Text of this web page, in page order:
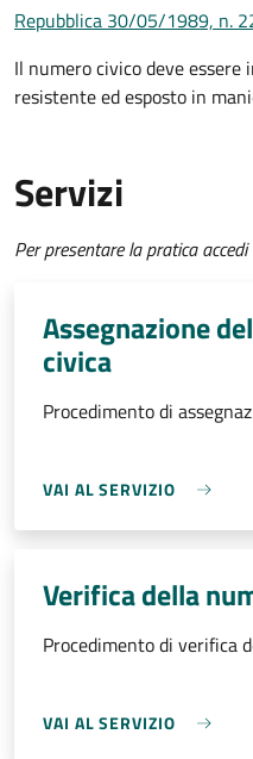
Repubblica 30/05/1989, n.
Il numero civico deve
resistente ed esposto in
Servizi
Per presentare la pratica
Assegnazione
civica
Procedimento di
VAI AL SERVIZIO
Verifica della
Procedimento di verifica
VAI AL SERVIZIO